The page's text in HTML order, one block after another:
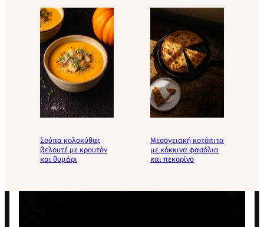
Σούπα κολοκύθας
βελουτέ με κρουτόν
και θυμάρι
Μεσογειακή κοτόπιτα
με κόκκινα φασόλια
και πεκορίνο